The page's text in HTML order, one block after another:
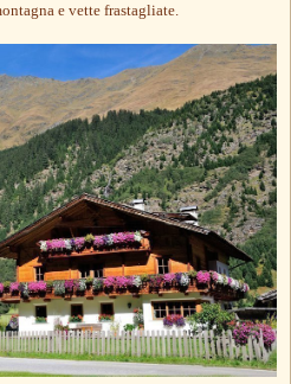
e vette frastagliate.